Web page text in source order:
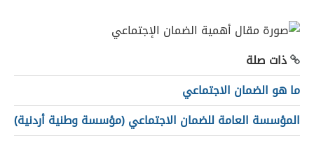
ذات صلة
ما هو الضمان الاجتماعي
المؤسسة العامة للضمان الاجتماعي (مؤسسة وطنية أردنية)